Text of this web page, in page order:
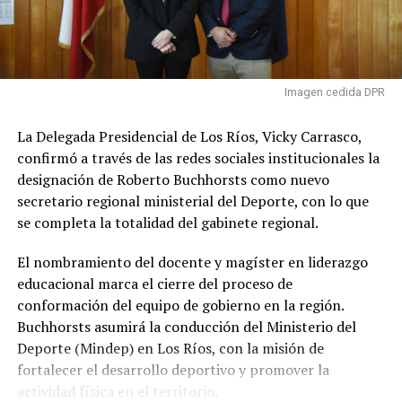
Queremos hacer un llamado a la comunidad para
unir fuerzas y no permitir que una vez más, el
derecho de un nuevo hospital para nuestra comuna
se vea entrampado por procesos que podrían
”, enfatizaron.
Post Views: 441
TAGS
Comunas de Los Ríos recibirán más de $2 mil millones
por Ley de Royalty Minero
NO TE PIERDAS
Hay 40 funcionarios sin sueldo en Los Ríos: Continúa
búsqueda de solución a situación de las corporaciones
Redacción Radio Austral
Imagen cedida DPR
La Delegada Presidencial de Los Ríos, Vicky Carrasco,
confirmó a través de las redes sociales institucionales la
designación de Roberto Buchhorsts como nuevo
secretario regional ministerial del Deporte, con lo que
se completa la totalidad del gabinete regional.
El nombramiento del docente y magíster en liderazgo
educacional marca el cierre del proceso de
conformación del equipo de gobierno en la región.
Buchhorsts asumirá la conducción del Ministerio del
Deporte (Mindep) en Los Ríos, con la misión de
fortalecer el desarrollo deportivo y promover la
actividad física en el territorio.